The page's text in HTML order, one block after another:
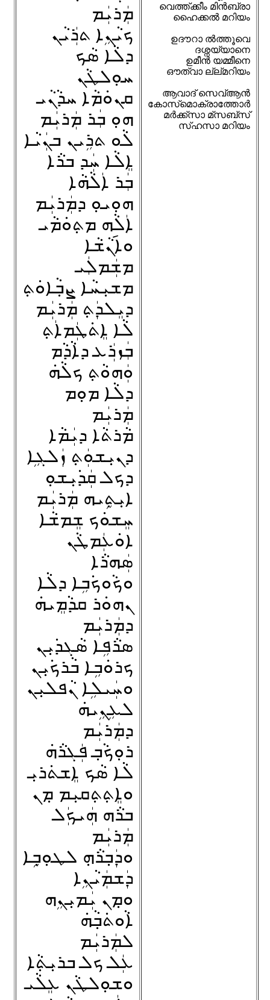
ܡܲܪܝܲܡ
ܟܝܵܢܹܐ ܬܪܲܝܵܢ
ܕܠܵܐ ܣܵܟ
ܚܘܼܠܛܵܢ
ܩܢܘܿܡܵܐ ܚܕܵܢܵܝ
ܗܘܼ ܒܲܪ ܡܲܪܝܲܡ
ܠܵܘ ܬܪܹܝܢ ܒܢܲܝܵܐ
ܐܸܠܵܐ ܚܲܕ ܒܪܵܐ
ܒܲܪ ܐܲܠܵܗܵܐ
ܗܘܼܝܘܼ ܕܡܲܪܝܲܡ
ܐܲܠܵܗ ܡܬ݂ܘܿܡܵܝ
ܘܐ݇ܢܵܫܵܐ
ܡܫܲܡܠܲܝ
ܡܫܝܼܚܵܐ ܨܒ݂ܵܐܘܿܬ݂
ܕܝܸܠܕܲܬ݂ ܡܲܪܝܲܡ
ܠܵܐ ܐܸܬ݁ܛܲܡܐܲܬ݂
ܒܲܙܪܲܥ ܕܐܵܕܵܡ
ܘܲܗܘܵܬ݂ ܟܠܵܗ݁
ܕܠܵܐ ܡܘܼܡ
ܡܲܪܝܲܡ
ܡܵܪܬܵܐ ܕܝܲܡܵܐ
ܕܢܝܼܫܘܲܬ݂ ܙܲܠܓܹܐ
ܕܟܠ ܩܲܕ݁ܝܼܫܘܼ
ܐܝܼܬ݂ܹܝܗ ܡܲܪܝܲܡ
ܚܸܫܘܿܟ ܫܸܡܫܵܐ
ܐܘܿܥܲܡܛܵܢ
ܣܲܗܪܵܐ
ܘܟܵܘܟ݁ܒܹܐ ܕܠܵܐ
ܢܗܘܿܪ ܩܕܵܡܸܝܗ݁
ܕܡܲܪܝܲܡ
ܣܪܵܦܹܐ ܣܵܓܕ݁ܝܼܢ
ܟܪܘܿܒܹܐ ܒܵܪܟ݁ܝܼܢ
ܘܚܲܝܠܹܐ ܢܵܦܠܝܼܢ
ܠܥܹܢܹܝܗ݁
ܕܡܲܪܝܲܡ
ܪܘܼܟܵܒ݂ ܦܲܓܪܵܗ݁
ܠܵܐ ܣܵܟ ܐܸܫܬ݁ܪܝܼ
ܘܐܸܬ݂ܬ݂ܩܝܼܡ ܡ݂ܢ
ܒܪܵܗ ܗܲܝܟܲܠ
ܡܲܪܝܲܡ
ܘܕܲܒ݂ܪܵܗ݂ ܠܛܘܼܒ݂ܹܐ
ܕܲܫܡܲܝܵܢܹܐ
ܘܡ݂ܢ ܝܲܡܝܼܢܹܗ
ܐܵܘܬ݁ܒ݂ܵܗ݁
ܠܡܲܪܝܲܡ
ܥܲܠ ܟܠ ܒܪܝܼܬ݂ܵܐ
ܘܫܘܼܠܛܵܢ ܥܸܠܵܝ
വെത്ത്ക്കീം മിൻബ്രാ
ഹൈക്കൽ മറിയം
ഉദൗറാ ൽത്തൂവെ
ദശ്നയ്യാനെ
ഉമീൻ യമ്മീനെ
ഔത്വാ ല്ല്‌മറിയം
ആവാദ് സെവ്ആൻ
കോസ്‌മൊക്രാത്തോർ
മർക്ക്സാ മ്‌സബ്സ്
സ്‌ഹസാ മറിയം